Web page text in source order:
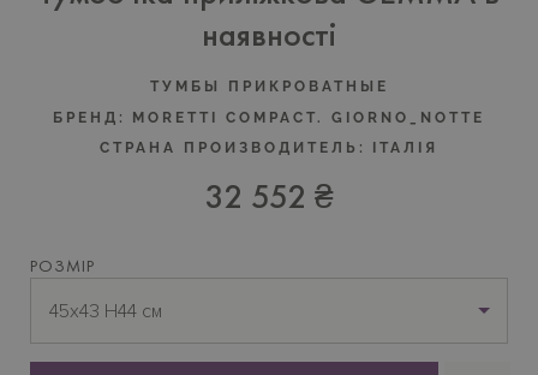
наявності
ТУМБЫ ПРИКРОВАТНЫЕ
БРЕНД:
MORETTI COMPACT. GIORNO_NOTTE
СТРАНА ПРОИЗВОДИТЕЛЬ:
ІТАЛІЯ
32 552 ₴
РОЗМІР
45х43 H44 см